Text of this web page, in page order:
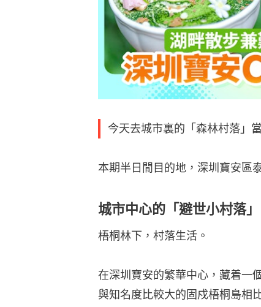
今天去城市裏的「森林村落」
本期半日閒目的地，深圳寶安區
城市中心的「避世小村落
梧桐林下，村落生活。
在深圳寶安的繁華中心，藏着一
與知名度比較大的固戍梧桐島相